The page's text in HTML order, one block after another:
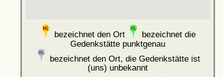
bezeichnet den Ort
bezeichnet die
Gedenkstätte punktgenau
bezeichnet den Ort, die Gedenkstätte ist
(uns) unbekannt